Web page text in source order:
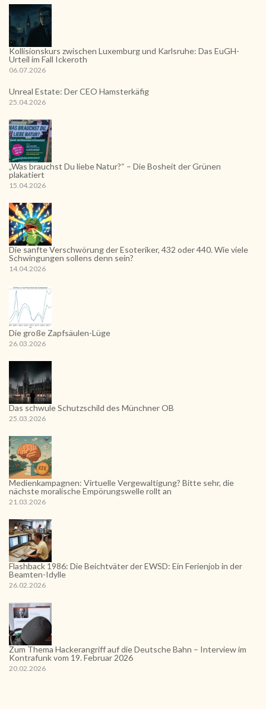
Kollisionskurs zwischen Luxemburg und Karlsruhe: Das EuGH-
Urteil im Fall Ickeroth
06.07.2026
Unreal Estate: Der CEO Hamsterkäfig
25.04.2026
„Was brauchst Du liebe Natur?“ – Die Bosheit der Grünen
plakatiert
15.04.2026
Die sanfte Verschwörung der Esoteriker, 432 oder 440. Wie viele
Schwingungen sollens denn sein?
14.04.2026
Die große Zapfsäulen-Lüge
26.03.2026
Das schwule Schutzschild des Münchner OB
25.03.2026
Medienkampagnen: Virtuelle Vergewaltigung? Bitte sehr, die
nächste moralische Empörungswelle rollt an
21.03.2026
Flashback 1986: Die Beichtväter der EWSD: Ein Ferienjob in der
Beamten-Idylle
26.02.2026
Zum Thema Hackerangriff auf die Deutsche Bahn – Interview im
Kontrafunk vom 19. Februar 2026
20.02.2026